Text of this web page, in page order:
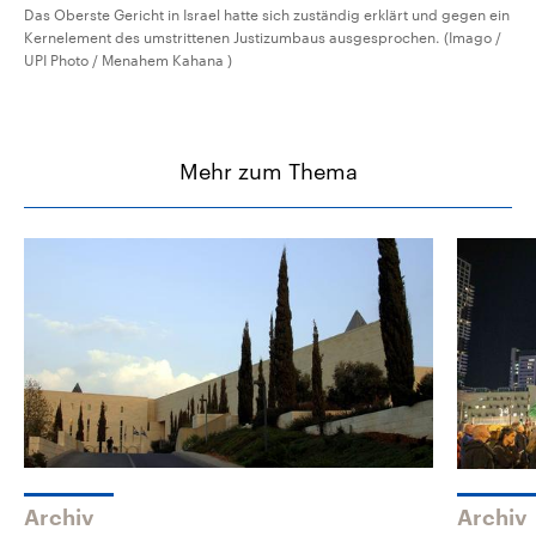
Das Oberste Gericht in Israel hatte sich zuständig erklärt und gegen ein
Kernelement des umstrittenen Justizumbaus ausgesprochen. (Imago /
UPI Photo / Menahem Kahana )
Mehr zum Thema
Archiv Archiv